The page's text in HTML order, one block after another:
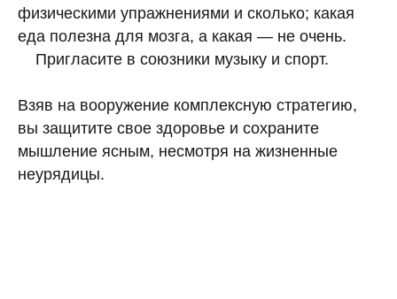
физическими упражнениями и сколько; какая
еда полезна для мозга, а какая — не очень.
Пригласите в союзники музыку и спорт.
Взяв на вооружение комплексную стратегию,
вы защитите свое здоровье и сохраните
мышление ясным, несмотря на жизненные
неурядицы.